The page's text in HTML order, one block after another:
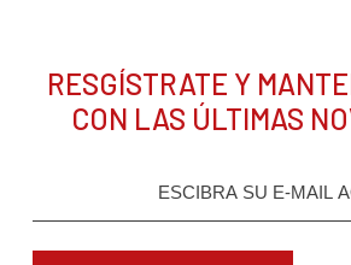
RESGÍSTRATE Y
CON LAS ÚLTIMAS